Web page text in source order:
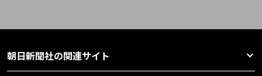
朝日新聞社の関連サイト